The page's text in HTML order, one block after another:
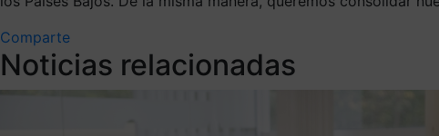
Comparte
Noticias relacionadas